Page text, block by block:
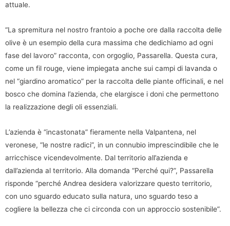
attuale.
“La spremitura nel nostro frantoio a poche ore dalla raccolta delle
olive è un esempio della cura massima che dedichiamo ad ogni
fase del lavoro” racconta, con orgoglio, Passarella. Questa cura,
come un fil rouge, viene impiegata anche sui campi di lavanda o
nel “giardino aromatico” per la raccolta delle piante officinali, e nel
bosco che domina l’azienda, che elargisce i doni che permettono
la realizzazione degli oli essenziali.
L’azienda è “incastonata” fieramente nella Valpantena, nel
veronese, “le nostre radici”, in un connubio imprescindibile che le
arricchisce vicendevolmente. Dal territorio all’azienda e
dall’azienda al territorio. Alla domanda “Perché qui?”, Passarella
risponde “perché Andrea desidera valorizzare questo territorio,
con uno sguardo educato sulla natura, uno sguardo teso a
cogliere la bellezza che ci circonda con un approccio sostenibile”.